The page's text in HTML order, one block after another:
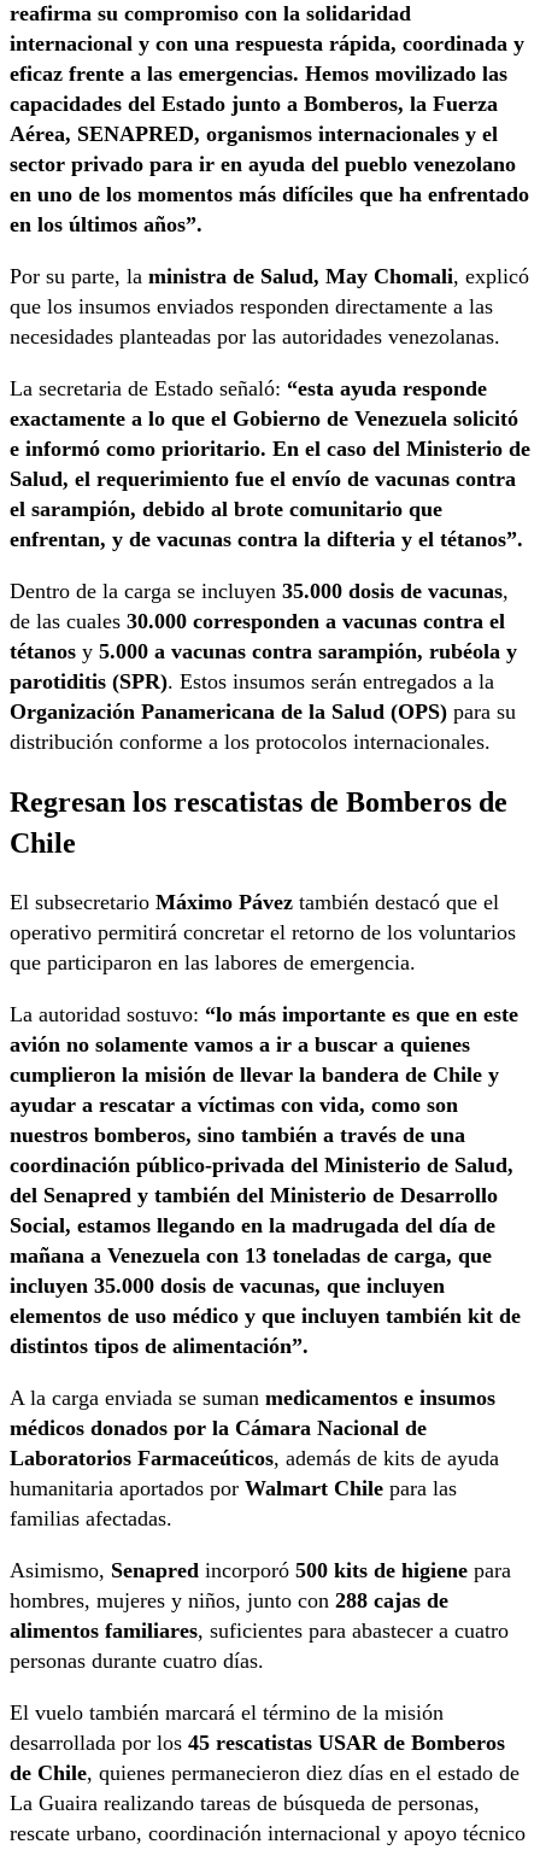
reafirma su compromiso con la solidaridad
internacional y con una respuesta rápida, coordinada y
eficaz frente a las emergencias. Hemos movilizado las
capacidades del Estado junto a Bomberos, la Fuerza
Aérea, SENAPRED, organismos internacionales y el
sector privado para ir en ayuda del pueblo venezolano
en uno de los momentos más difíciles que ha enfrentado
en los últimos años”.
Por su parte, la ministra de Salud, May Chomali, explicó
que los insumos enviados responden directamente a las
necesidades planteadas por las autoridades venezolanas.
La secretaria de Estado señaló: “esta ayuda responde
exactamente a lo que el Gobierno de Venezuela solicitó
e informó como prioritario. En el caso del Ministerio de
Salud, el requerimiento fue el envío de vacunas contra
el sarampión, debido al brote comunitario que
enfrentan, y de vacunas contra la difteria y el tétanos”.
Dentro de la carga se incluyen 35.000 dosis de vacunas,
de las cuales 30.000 corresponden a vacunas contra el
tétanos y 5.000 a vacunas contra sarampión, rubéola y
parotiditis (SPR). Estos insumos serán entregados a la
Organización Panamericana de la Salud (OPS) para su
distribución conforme a los protocolos internacionales.
Regresan los rescatistas de Bomberos de
Chile
El subsecretario Máximo Pávez también destacó que el
operativo permitirá concretar el retorno de los voluntarios
que participaron en las labores de emergencia.
La autoridad sostuvo: “lo más importante es que en este
avión no solamente vamos a ir a buscar a quienes
cumplieron la misión de llevar la bandera de Chile y
ayudar a rescatar a víctimas con vida, como son
nuestros bomberos, sino también a través de una
coordinación público-privada del Ministerio de Salud,
del Senapred y también del Ministerio de Desarrollo
Social, estamos llegando en la madrugada del día de
mañana a Venezuela con 13 toneladas de carga, que
incluyen 35.000 dosis de vacunas, que incluyen
elementos de uso médico y que incluyen también kit de
distintos tipos de alimentación”.
A la carga enviada se suman medicamentos e insumos
médicos donados por la Cámara Nacional de
Laboratorios Farmaceúticos, además de kits de ayuda
humanitaria aportados por Walmart Chile para las
familias afectadas.
Asimismo, Senapred incorporó 500 kits de higiene para
hombres, mujeres y niños, junto con 288 cajas de
alimentos familiares, suficientes para abastecer a cuatro
personas durante cuatro días.
El vuelo también marcará el término de la misión
desarrollada por los 45 rescatistas USAR de Bomberos
de Chile, quienes permanecieron diez días en el estado de
La Guaira realizando tareas de búsqueda de personas,
rescate urbano, coordinación internacional y apoyo técnico